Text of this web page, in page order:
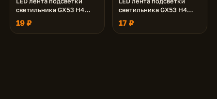
светильника GX53 H4
LDxxxx 5.0W, Зеленая
Green
19 ₽
светильника GX53 H4
LDxxxx 5.0W, Желтая
Yellow
17 ₽